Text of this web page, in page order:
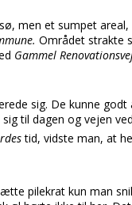
men et sumpet
Området strakte
Gammel
sig. De kunne
til dagen og vejen
tid, vidste man, at
pilekrat kun man